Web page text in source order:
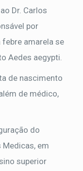
Dr. Carlos
por
amarela se
Aedes aegypti.
de nascimento
de médico,
do
em
superior